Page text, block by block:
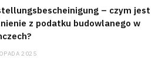
– czym jest
z podatku budowlanego w
2025